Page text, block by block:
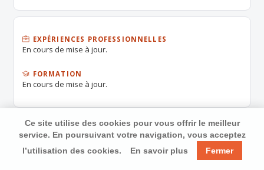
Gestion de la relation clients : traitement des réclamations
les clients Amélioration de systèmes QSE : Choix /suivi
d’indicateurs et Tableaux de bord / suivi des actions de
(sous-traitants et fournisseurs) Formation : des auditeurs
internes/ des pilotes de processus. Sensibilisation : du
problèmes CONNAISSANCE DES NORMES : ISO 9001/ ISO
EN ISO 15189/ NF EN ISO 22000/ NF ISO 26000
EXPÉRIENCES PROFESSIONNELLES
En cours de mise à jour.
FORMATION
En cours de mise à jour.
Ce site utilise des cookies pour vous offrir le meilleur
service. En poursuivant votre navigation, vous acceptez
l’utilisation des cookies.
En savoir plus Fermer